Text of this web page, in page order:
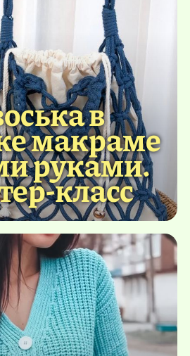
в
макраме
руками.
класс